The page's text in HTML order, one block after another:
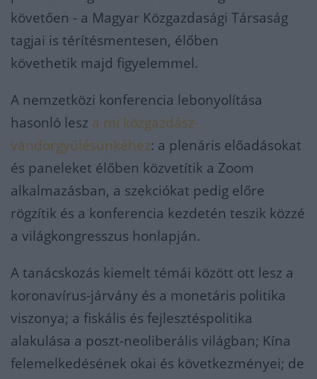
követően - a Magyar Közgazdasági Társaság
tagjai is térítésmentesen, élőben
követhetik majd figyelemmel.
A nemzetközi konferencia lebonyolítása
hasonló lesz a mi közgazdász-
vándorgyűlésünkéhez: a plenáris előadásokat
és paneleket élőben közvetítik a Zoom
alkalmazásban, a szekciókat pedig előre
rögzítik és a konferencia kezdetén teszik közzé
a világkongresszus honlapján.
A tanácskozás kiemelt témái között ott lesz a
koronavírus-járvány és a monetáris politika
viszonya; a fiskális és fejlesztéspolitika
alakulása a poszt-neoliberális világban; Kína
felemelkedésének okai és következményei; de